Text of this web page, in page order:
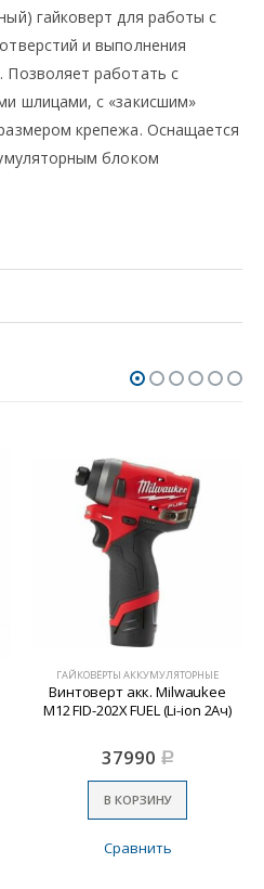
гайковерт для работы с
и выполнения
Позволяет работать с
шлицами, с «закисшим»
крепежа. Оснащается
блоком
ГАЙКОВЁРТЫ АККУМУЛЯТОРНЫЕ
Винтоверт акк. Milwaukee
M12 FID-202X FUEL (Li-ion 2Ач)
37990 Р
В КОРЗИНУ
Сравнить